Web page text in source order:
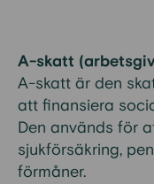
A-skatt
A-skatt är den
att finansiera
Den används för
sjukförsäkring,
förmåner.